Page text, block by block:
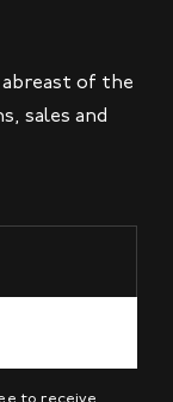
of the
sales and
to receive